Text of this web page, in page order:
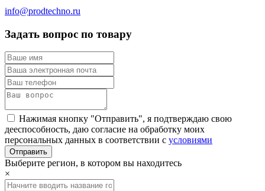
info@prodtechno.ru
Задать вопрос по товару
Нажимая кнопку "Отправить", я подтверждаю свою
дееспособность, даю согласие на обработку моих
персональных данных в соответствии с условиями
Выберите регион, в котором вы находитесь
×